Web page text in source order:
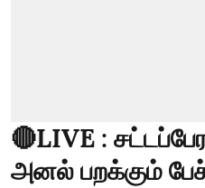
🔴LIVE :
அனல் பறக்கும்